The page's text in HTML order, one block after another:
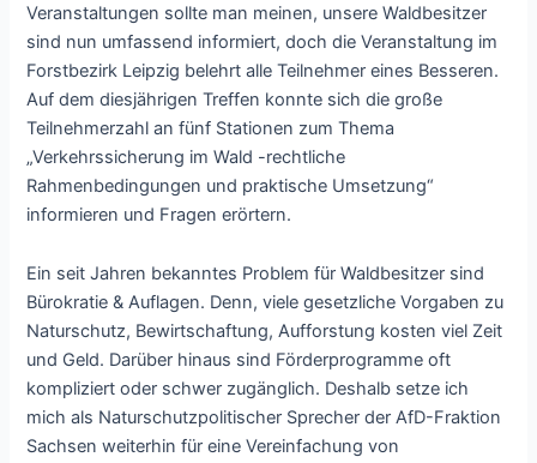
Veranstaltungen sollte man meinen, unsere Waldbesitzer
sind nun umfassend informiert, doch die Veranstaltung im
Forstbezirk Leipzig belehrt alle Teilnehmer eines Besseren.
Auf dem diesjährigen Treffen konnte sich die große
Teilnehmerzahl an fünf Stationen zum Thema
„Verkehrssicherung im Wald -rechtliche
Rahmenbedingungen und praktische Umsetzung“
informieren und Fragen erörtern.
Ein seit Jahren bekanntes Problem für Waldbesitzer sind
Bürokratie & Auflagen. Denn, viele gesetzliche Vorgaben zu
Naturschutz, Bewirtschaftung, Aufforstung kosten viel Zeit
und Geld. Darüber hinaus sind Förderprogramme oft
kompliziert oder schwer zugänglich. Deshalb setze ich
mich als Naturschutzpolitischer Sprecher der AfD-Fraktion
Sachsen weiterhin für eine Vereinfachung von